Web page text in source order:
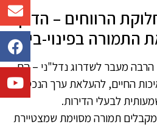
הרווחים – הדרך
בפינוי-בינוי
הרבה מעבר לשדרוג נדל"ני – הם
החיים, להעלאת ערך הנכס
לבעלי הדירות.
תמורה מסוימת שמצטיירת